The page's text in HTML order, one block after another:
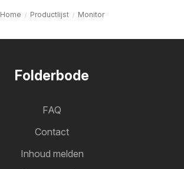
Home Productlijst Monitor
Folderbode
FAQ
Contact
Inhoud melden